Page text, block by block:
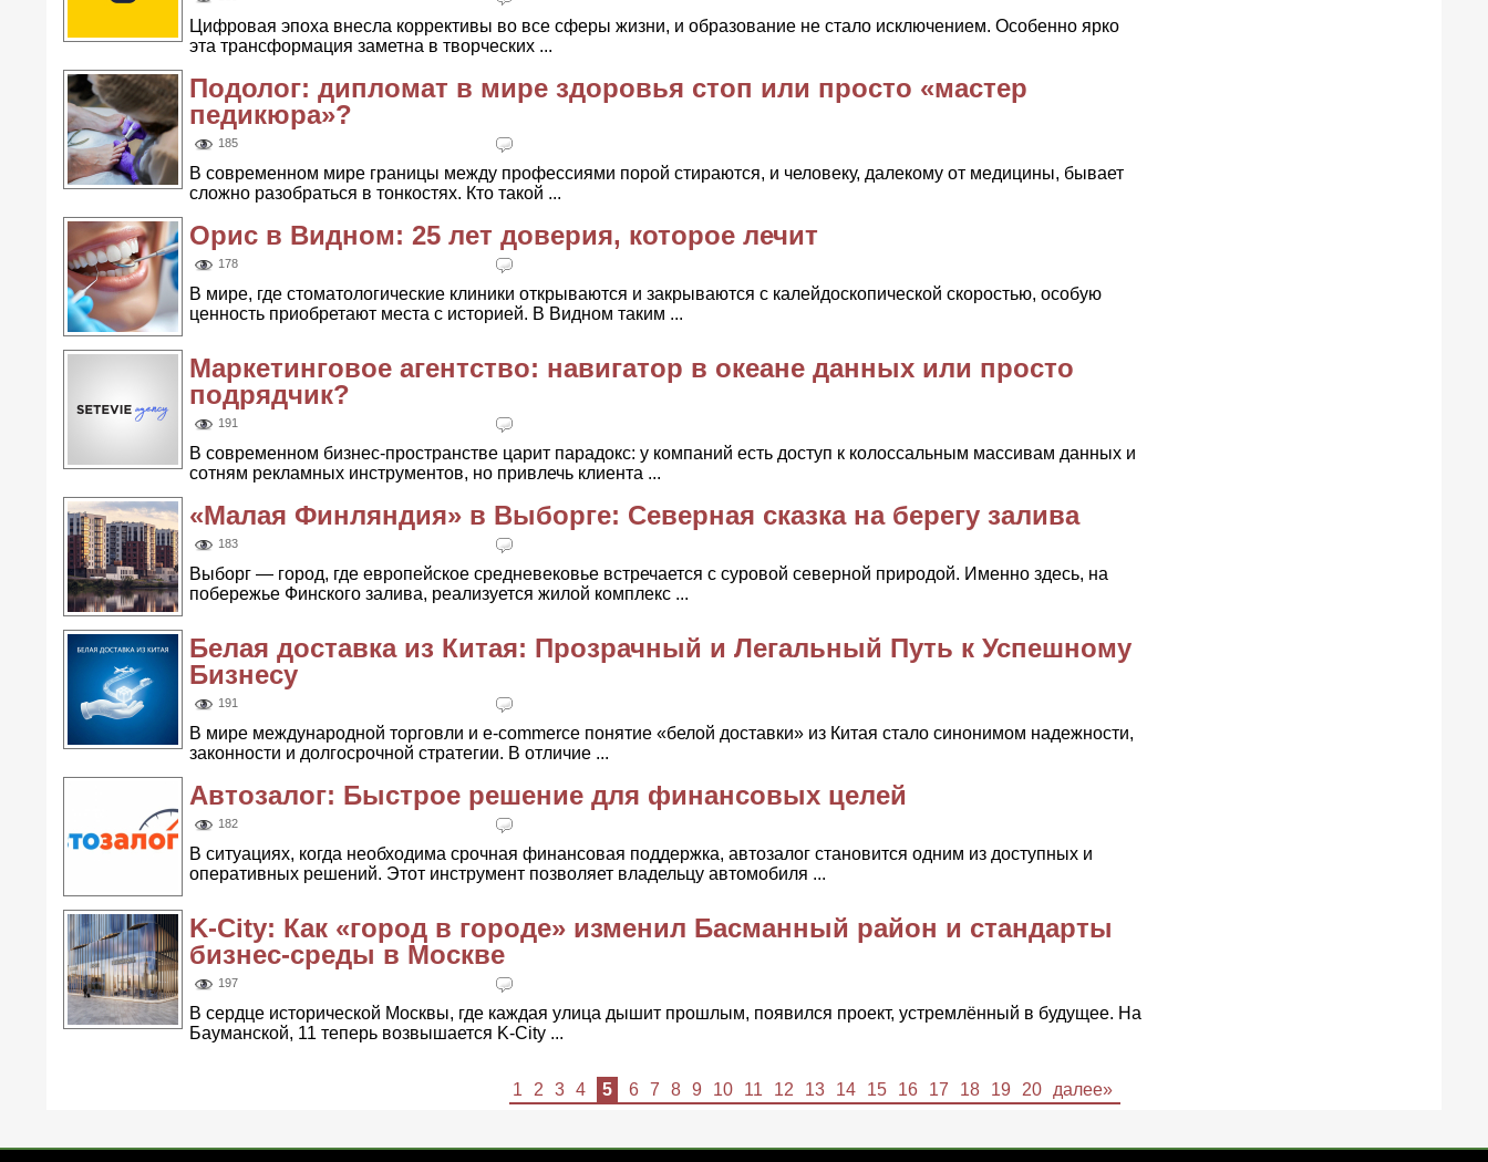
Цифровая эпоха внесла коррективы во все сферы жизни, и образование не стало исключением. Особенно ярко
эта трансформация заметна в творческих ...
Подолог: дипломат в мире здоровья стоп или просто «мастер
педикюра»?
185
В современном мире границы между профессиями порой стираются, и человеку, далекому от медицины, бывает
сложно разобраться в тонкостях. Кто такой ...
Орис в Видном: 25 лет доверия, которое лечит
178
В мире, где стоматологические клиники открываются и закрываются с калейдоскопической скоростью, особую
ценность приобретают места с историей. В Видном таким ...
Маркетинговое агентство: навигатор в океане данных или просто
подрядчик?
191
В современном бизнес-пространстве царит парадокс: у компаний есть доступ к колоссальным массивам данных и
сотням рекламных инструментов, но привлечь клиента ...
«Малая Финляндия» в Выборге: Северная сказка на берегу залива
183
Выборг — город, где европейское средневековье встречается с суровой северной природой. Именно здесь, на
побережье Финского залива, реализуется жилой комплекс ...
Белая доставка из Китая: Прозрачный и Легальный Путь к Успешному
Бизнесу
191
В мире международной торговли и e-commerce понятие «белой доставки» из Китая стало синонимом надежности,
законности и долгосрочной стратегии. В отличие ...
Автозалог: Быстрое решение для финансовых целей
182
В ситуациях, когда необходима срочная финансовая поддержка, автозалог становится одним из доступных и
оперативных решений. Этот инструмент позволяет владельцу автомобиля ...
K-City: Как «город в городе» изменил Басманный район и стандарты
бизнес-среды в Москве
197
В сердце исторической Москвы, где каждая улица дышит прошлым, появился проект, устремлённый в будущее. На
Бауманской, 11 теперь возвышается K-City ...
1 2 3 4 5 6 7 8 9 10 11 12 13 14 15 16 17 18 19 20 далее»